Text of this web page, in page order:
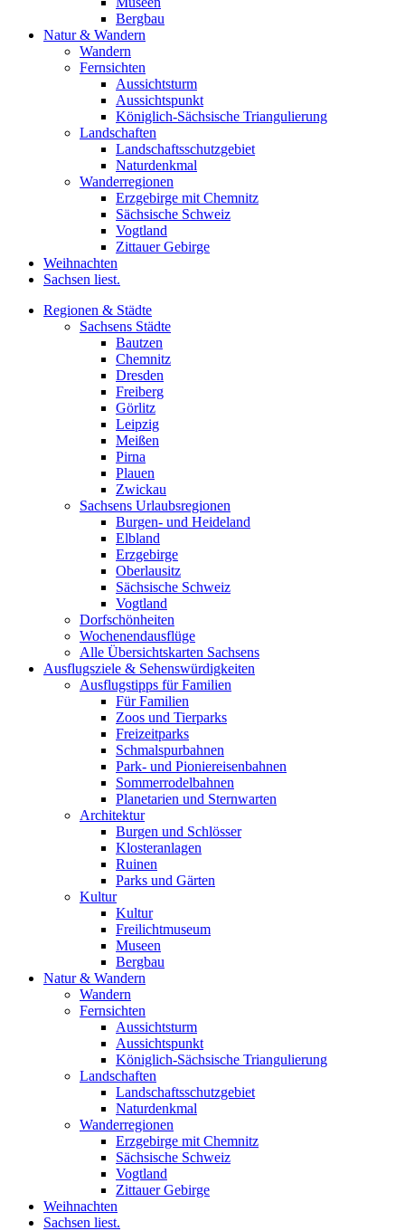
Bergbau
Natur & Wandern
Wandern
Fernsichten
Aussichtsturm
Aussichtspunkt
Königlich-Sächsische Triangulierung
Landschaften
Landschaftsschutzgebiet
Naturdenkmal
Wanderregionen
Erzgebirge mit Chemnitz
Sächsische Schweiz
Vogtland
Zittauer Gebirge
Weihnachten
Sachsen liest.
Regionen & Städte
Sachsens Städte
Bautzen
Chemnitz
Dresden
Freiberg
Görlitz
Leipzig
Meißen
Pirna
Plauen
Zwickau
Sachsens Urlaubsregionen
Burgen- und Heideland
Elbland
Erzgebirge
Oberlausitz
Sächsische Schweiz
Vogtland
Dorfschönheiten
Wochenendausflüge
Alle Übersichtskarten Sachsens
Ausflugsziele & Sehenswürdigkeiten
Ausflugstipps für Familien
Für Familien
Zoos und Tierparks
Freizeitparks
Schmalspurbahnen
Park- und Pioniereisenbahnen
Sommerrodelbahnen
Planetarien und Sternwarten
Architektur
Burgen und Schlösser
Klosteranlagen
Ruinen
Parks und Gärten
Kultur
Kultur
Freilichtmuseum
Museen
Bergbau
Natur & Wandern
Wandern
Fernsichten
Aussichtsturm
Aussichtspunkt
Königlich-Sächsische Triangulierung
Landschaften
Landschaftsschutzgebiet
Naturdenkmal
Wanderregionen
Erzgebirge mit Chemnitz
Sächsische Schweiz
Vogtland
Zittauer Gebirge
Weihnachten
Sachsen liest.